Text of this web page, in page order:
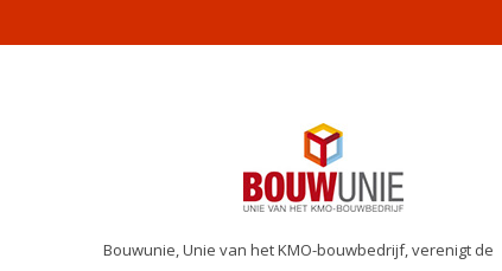
Bouwunie, Unie van het KMO-bouwbedrijf, verenigt de